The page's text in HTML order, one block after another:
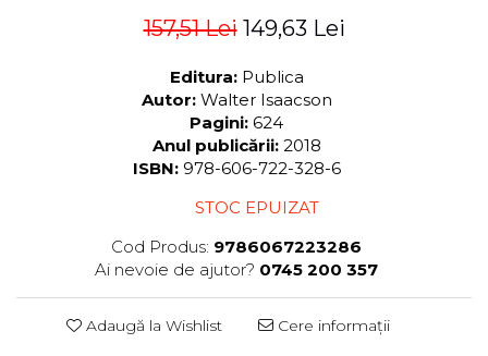
157,51 Lei 149,63 Lei
Editura: Publica
Autor: Walter Isaacson
Pagini: 624
Anul publicării: 2018
ISBN: 978-606-722-328-6
STOC EPUIZAT
Cod Produs: 9786067223286
Ai nevoie de ajutor? 0745 200 357
Adaugă la Wishlist Cere informații